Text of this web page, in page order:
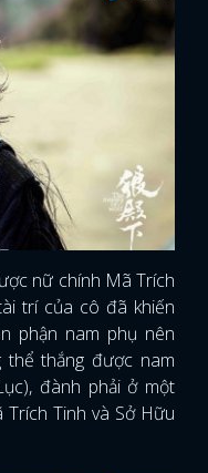
nữ chính Mã Trích
trí của cô đã khiến
phận nam phụ nên
thể thắng được nam
đành phải ở một
Tinh và Sở Hữu